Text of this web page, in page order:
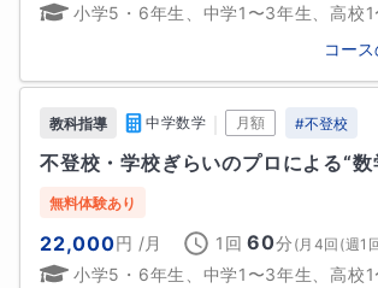
不登校・学校ぎらいで悩んでいるのは
ちだけではありません。むしろ保護者
めてあげる必要があります。
お子さまが学校に行けずにお家で悶々
調でものを言ってしまう……なんてご経
うか。
保護者の方の悩みに寄り添うため、そ
小学5・6年生、中学1〜3年生、高校1
コー
教科指導 中学数学 月額 #不登校
不登校・学校ぎらいのプロによる“数
無料体験あり
22,000円 /月 1回 60分 ( 月4回(週1
小学5・6年生、中学1〜3年生、高校1